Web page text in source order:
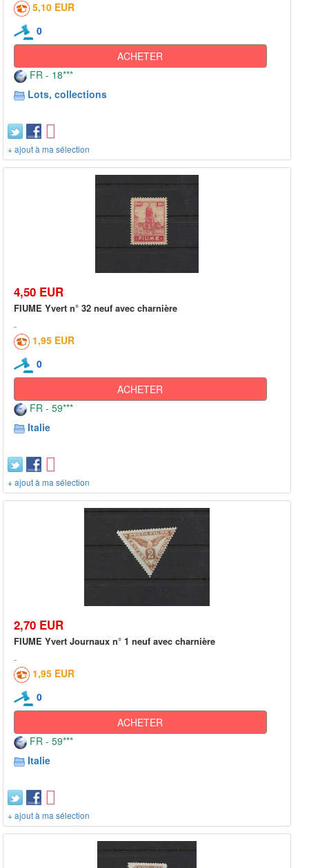
5,10 EUR
0
ACHETER
FR - 18***
Lots, collections
+ ajout à ma sélection
4,50 EUR
FIUME Yvert n° 32 neuf avec charnière
1,95 EUR
0
ACHETER
FR - 59***
Italie
+ ajout à ma sélection
2,70 EUR
FIUME Yvert Journaux n° 1 neuf avec charnière
1,95 EUR
0
ACHETER
FR - 59***
Italie
+ ajout à ma sélection